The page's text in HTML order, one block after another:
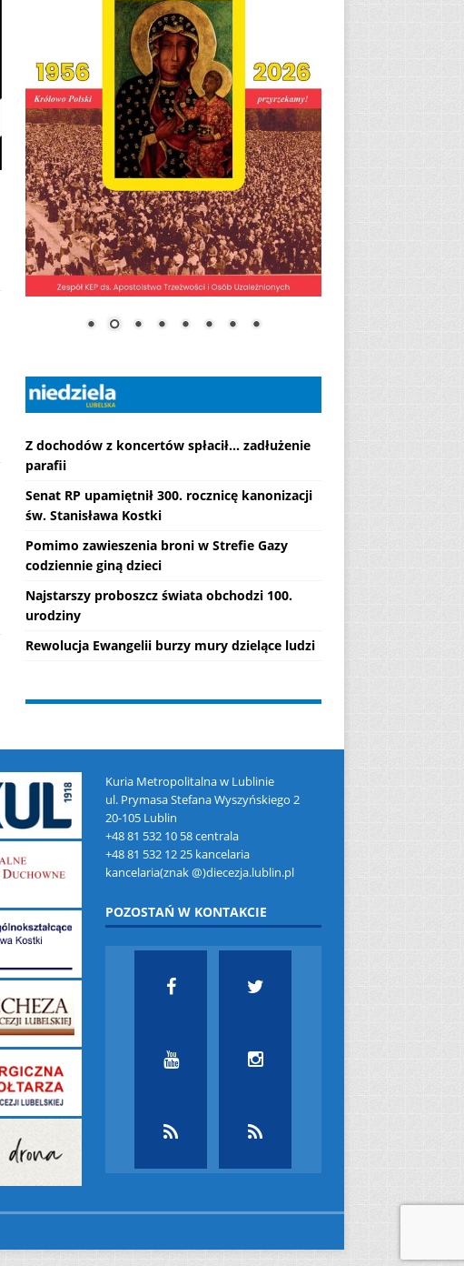
Z dochodów z koncertów spłacił... zadłużenie
parafii
Senat RP upamiętnił 300. rocznicę kanonizacji
św. Stanisława Kostki
Pomimo zawieszenia broni w Strefie Gazy
codziennie giną dzieci
Najstarszy proboszcz świata obchodzi 100.
urodziny
Rewolucja Ewangelii burzy mury dzielące ludzi
Kuria Metropolitalna w Lublinie
ul. Prymasa Stefana Wyszyńskiego 2
20-105 Lublin
+48 81 532 10 58 centrala
+48 81 532 12 25 kancelaria
kancelaria(znak @)diecezja.lublin.pl
POZOSTAŃ W KONTAKCIE